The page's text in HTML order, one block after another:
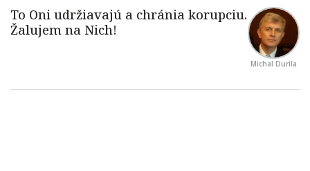
Michal Durila